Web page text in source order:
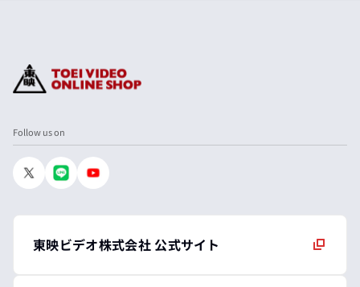
Follow us on
東映ビデオ株式会社 公式サイト